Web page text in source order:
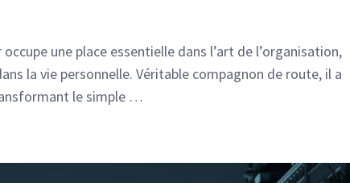
une place essentielle dans l’art de l’organisation,
la vie personnelle. Véritable compagnon de route, il a
le simple …